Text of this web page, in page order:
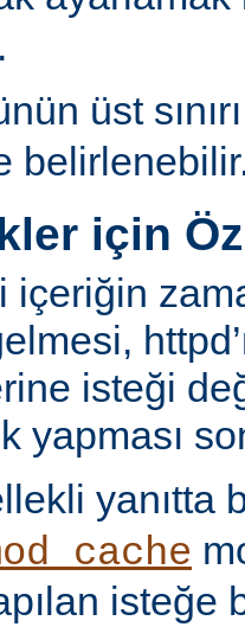
üst
için
isteği
yapması
yanıtta
isteğe